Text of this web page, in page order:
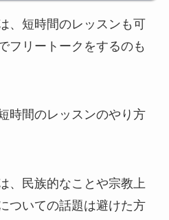
、短時間のレッスンも可
フリートークをするのも
時間のレッスンのやり方
、民族的なことや宗教上
ついての話題は避けた方